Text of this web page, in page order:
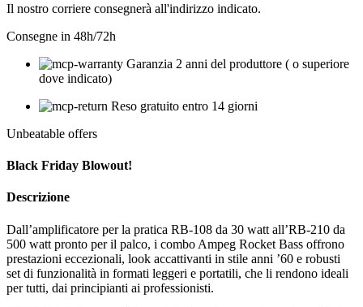
Il nostro corriere consegnerà all'indirizzo indicato.
Consegne in 48h/72h
Garanzia 2 anni del produttore ( o superiore
dove indicato)
Reso gratuito entro 14 giorni
Unbeatable offers
Black Friday Blowout!
Descrizione
Dall’amplificatore per la pratica RB-108 da 30 watt all’RB-210 da
500 watt pronto per il palco, i combo Ampeg Rocket Bass offrono
prestazioni eccezionali, look accattivanti in stile anni ’60 e robusti
set di funzionalità in formati leggeri e portatili, che li rendono ideali
per tutti, dai principianti ai professionisti.